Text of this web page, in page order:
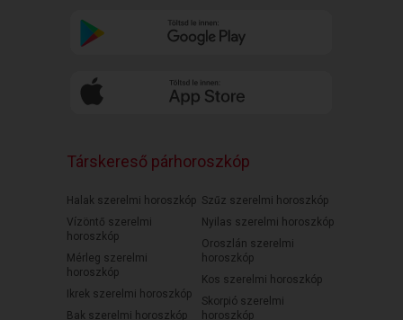
Társkereső párhoroszkóp
Halak szerelmi horoszkóp
Vízöntő szerelmi
horoszkóp
Mérleg szerelmi
horoszkóp
Ikrek szerelmi horoszkóp
Bak szerelmi horoszkóp
Szűz szerelmi horoszkóp
Nyilas szerelmi horoszkóp
Oroszlán szerelmi
horoszkóp
Kos szerelmi horoszkóp
Skorpió szerelmi
horoszkóp